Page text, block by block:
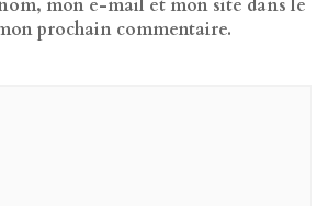
mon e-mail et mon site dans le
prochain commentaire.